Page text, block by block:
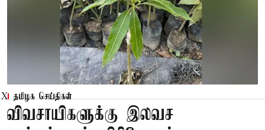
தமிழக செய்திகள்
விவசாயிகளுக்கு இலவச
X